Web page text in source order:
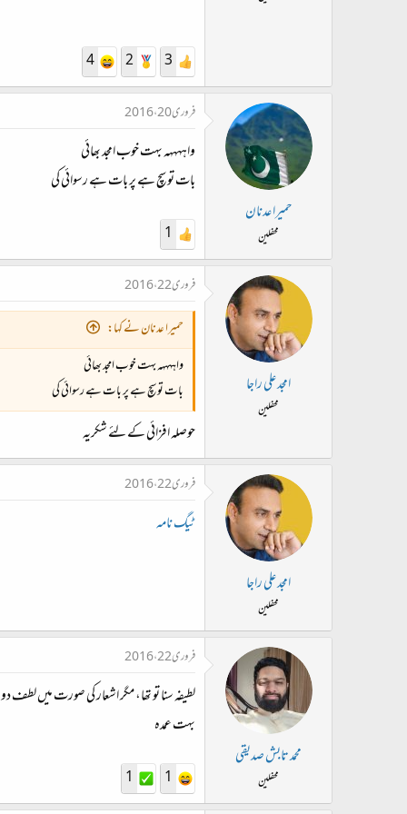
ء
3
2
4
حمیرا عدنان
محفلین
فروری 20، 2016
واہہہہہ بہت خوب امجد بھائی
بات تو سچ ہے پر بات ہے رسوائی کی
1
امجد علی راجا
محفلین
فروری 22، 2016
حمیرا عدنان نے کہا:
واہہہہہ بہت خوب امجد بھائی
بات تو سچ ہے پر بات ہے رسوائی کی
حوصلہ افزائی کے لئے شکریہ
امجد علی راجا
محفلین
فروری 22، 2016
ٹیگ نامہ
محمد تابش صدیقی
محفلین
فروری 22، 2016
لطیفہ سنا تو تھا، مگر اشعار کی صورت میں لطف
بہت عمدہ
1
1